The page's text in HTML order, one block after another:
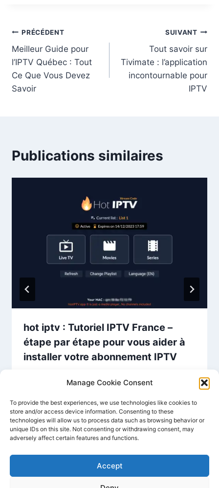
Manage Cookie Consent
To provide the best experiences, we use technologies like cookies to
store and/or access device information. Consenting to these
technologies will allow us to process data such as browsing behavior or
unique IDs on this site. Not consenting or withdrawing consent, may
adversely affect certain features and functions.
Accept
PRÉCÉDENT
Meilleur Guide pour
l’IPTV Québec : Tout
Ce Que Vous Devez
Savoir
SUIVANT
Tout savoir sur
Tivimate : l’application
incontournable pour
IPTV
Publications similaires
hot iptv : Tutoriel IPTV France –
étape par étape pour vous aider à
installer votre abonnement IPTV